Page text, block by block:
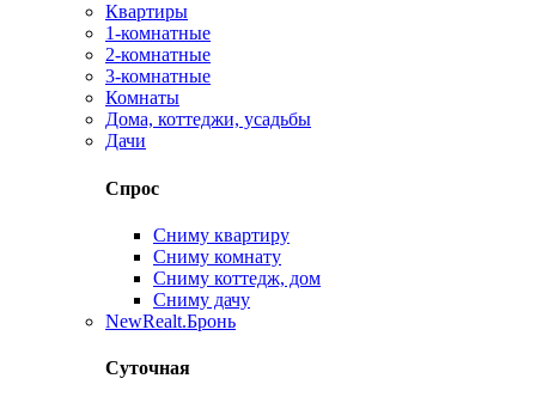
Квартиры
1-комнатные
2-комнатные
3-комнатные
Комнаты
Дома, коттеджи, усадьбы
Дачи
Спрос
Сниму квартиру
Сниму комнату
Сниму коттедж, дом
Сниму дачу
NewRealt.Бронь
Суточная